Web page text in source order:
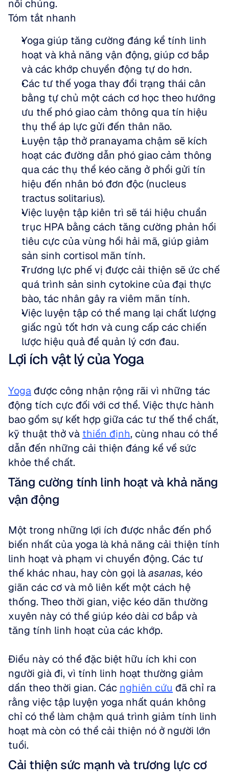
nối chúng.
Tóm tắt nhanh
Yoga giúp tăng cường đáng kể tính linh
hoạt và khả năng vận động, giúp cơ bắp
và các khớp chuyển động tự do hơn.
Các tư thế yoga thay đổi trạng thái cân
bằng tự chủ một cách cơ học theo hướng
ưu thế phó giao cảm thông qua tín hiệu
thụ thể áp lực gửi đến thân não.
Luyện tập thở pranayama chậm sẽ kích
hoạt các đường dẫn phó giao cảm thông
qua các thụ thể kéo căng ở phổi gửi tín
hiệu đến nhân bó đơn độc (nucleus
tractus solitarius).
Việc luyện tập kiên trì sẽ tái hiệu chuẩn
trục HPA bằng cách tăng cường phản hồi
tiêu cực của vùng hồi hải mã, giúp giảm
sản sinh cortisol mãn tính.
Trương lực phế vị được cải thiện sẽ ức chế
quá trình sản sinh cytokine của đại thực
bào, tác nhân gây ra viêm mãn tính.
Việc luyện tập có thể mang lại chất lượng
giấc ngủ tốt hơn và cung cấp các chiến
lược hiệu quả để quản lý cơn đau.
Lợi ích vật lý của Yoga
Yoga được công nhận rộng rãi vì những tác
động tích cực đối với cơ thể. Việc thực hành
bao gồm sự kết hợp giữa các tư thế thể chất,
kỹ thuật thở và thiền định, cùng nhau có thể
dẫn đến những cải thiện đáng kể về sức
khỏe thể chất.
Tăng cường tính linh hoạt và khả năng
vận động
Một trong những lợi ích được nhắc đến phổ
biến nhất của yoga là khả năng cải thiện tính
linh hoạt và phạm vi chuyển động. Các tư
thế khác nhau, hay còn gọi là asanas, kéo
giãn các cơ và mô liên kết một cách hệ
thống. Theo thời gian, việc kéo dãn thường
xuyên này có thể giúp kéo dài cơ bắp và
tăng tính linh hoạt của các khớp.
Điều này có thể đặc biệt hữu ích khi con
người già đi, vì tính linh hoạt thường giảm
dần theo thời gian. Các nghiên cứu đã chỉ ra
rằng việc tập luyện yoga nhất quán không
chỉ có thể làm chậm quá trình giảm tính linh
hoạt mà còn có thể cải thiện nó ở người lớn
tuổi.
Cải thiện sức mạnh và trương lực cơ